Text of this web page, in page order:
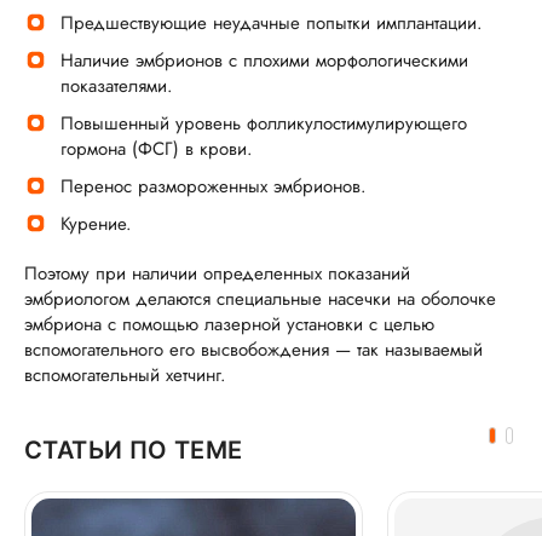
Предшествующие неудачные попытки имплантации.
Наличие эмбрионов с плохими морфологическими
показателями.
Повышенный уровень фолликулостимулирующего
гормона (ФСГ) в крови.
Перенос размороженных эмбрионов.
Курение.
Поэтому при наличии определенных показаний
эмбриологом делаются специальные насечки на оболочке
эмбриона с помощью лазерной установки с целью
вспомогательного его высвобождения — так называемый
вспомогательный хетчинг.
СТАТЬИ ПО ТЕМЕ